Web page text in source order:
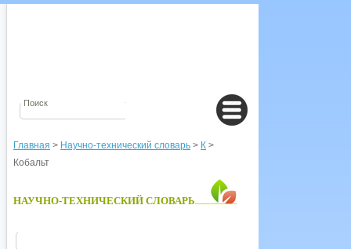
Главная > Научно-технический словарь > К >
Кобальт
НАУЧНО-ТЕХНИЧЕСКИЙ СЛОВАРЬ